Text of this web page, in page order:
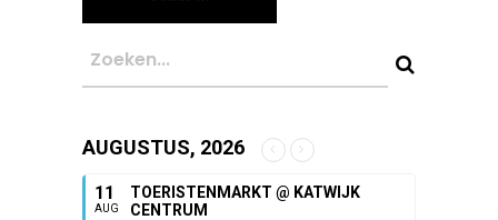
AUGUSTUS, 2026
11
AUG
TOERISTENMARKT @ KATWIJK
CENTRUM